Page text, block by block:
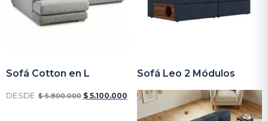
Sofá Cotton en L
DESDE $5.800.000 $5.100.000
Sofá Leo 2 Módulos